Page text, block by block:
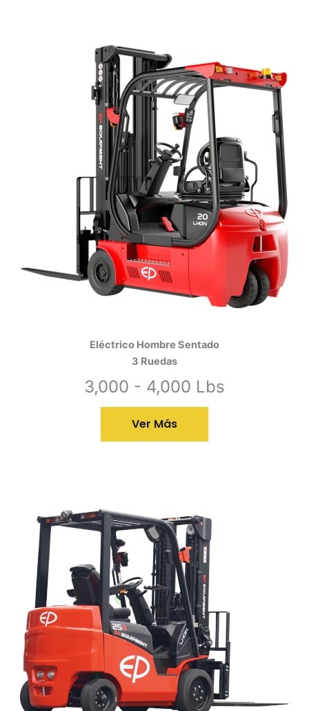
Eléctrico Hombre Sentado
3 Ruedas
3,000 - 4,000 Lbs
Ver Más